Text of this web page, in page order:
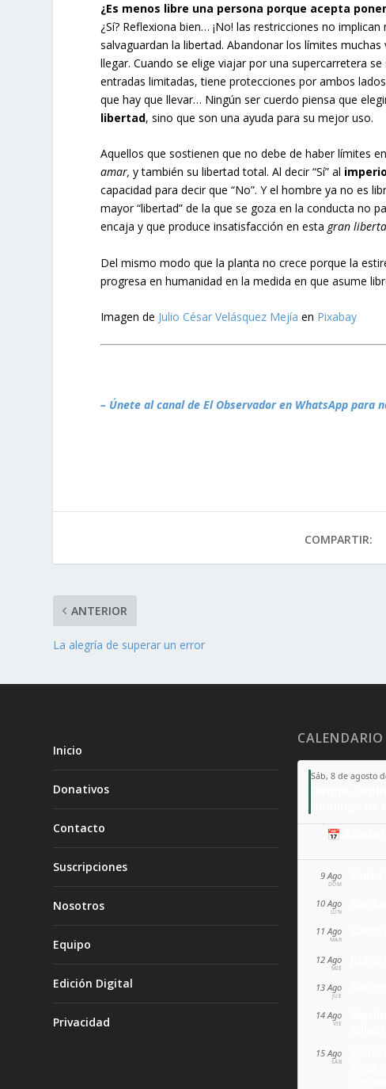
¿Es menos libre una persona porque acepta
¿Sí? Reflexiona bien… ¡No! las restricciones no
salvaguardan la libertad. Abandonar los límites
llegar. Cuando se elige viajar por una supercarretera
entradas limitadas, tiene protecciones por ambos
que hay que llevar… Ningún ser cuerdo piensa que
libertad, sino que son una ayuda para su mejor uso.
Aquellos que sostienen que no debe de haber límites
amar, y también su libertad total. Al decir “Sí” al
capacidad para decir que “No”. Y el hombre ya no es
mayor “libertad” de la que se goza en la conducta no
encaja y que produce insatisfacción en esta gran
Del mismo modo que la planta no crece porque la
progresa en humanidad en la medida en que asume
Imagen de Julio César Velásquez Mejía en Pixabay
– Únete al canal de El Observador en WhatsApp para
COMPARTIR:
ANTERIOR
La alegría de superar un error
Inicio
Donativos
Contacto
Suscripciones
Nosotros
Equipo
Edición Digital
Privacidad
CALENDARIO
Sáb, 8 de agosto
📅 Añade
9 Ago
DOM
10 Ago
LUN
11 Ago
MAR
12 Ago
MIÉ
13 Ago
JUE
14 Ago
VIE
15 Ago
SÁB